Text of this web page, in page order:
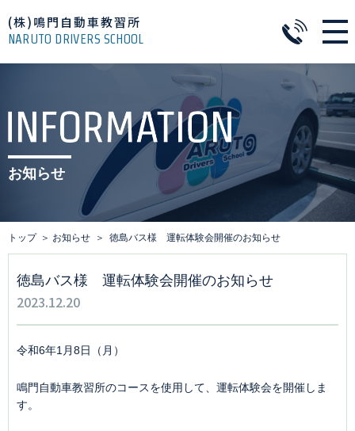
(株)鳴門自動車教習所
NARUTO DRIVERS SCHOOL
お知らせ
トップ お知らせ 徳島バス様 運転体験会開催のお知らせ
徳島バス様 運転体験会開催のお知らせ
2023.12.20
令和6年1月8日（月）
鳴門自動車教習所のコースを使用して、運転体験会を開催しま
す。